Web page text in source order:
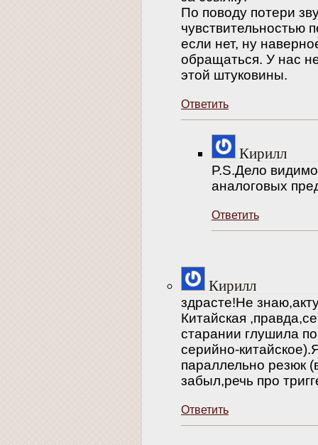
По поводу потери
чувствительностью
если нет, ну
обращаться. У нас
этой штуковины.
Ответить
Кирилл
P.S.Дело
аналоговых
Ответить
Кирилл
здрасте!Не
Китайская
старании глушила
серийно-
параллельно резюк
забыл,речь про
Ответить